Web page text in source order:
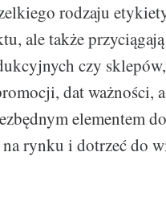
rodzaju
ale także
czy
dat ważności,
elementem
rynku i dotrzeć do